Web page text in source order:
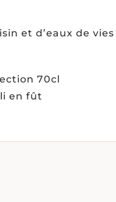
et d’eaux de
70cl
en fût